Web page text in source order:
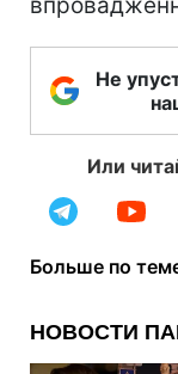
Не
Или
Больше по